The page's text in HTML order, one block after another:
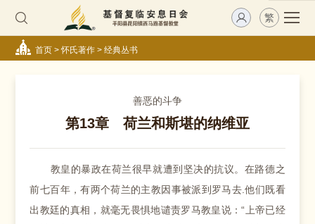
繁
首页>怀氏著作> 经典丛书
善恶的斗争
第13章 荷兰和斯堪的纳维亚
教皇的暴政在荷兰很早就遭到坚决的抗议。在路德之
前七百年，有两个荷兰的主教因事被派到罗马去.他们既看
出教廷的真相，就毫无畏惧地谴责罗马教皇说：“上帝已经